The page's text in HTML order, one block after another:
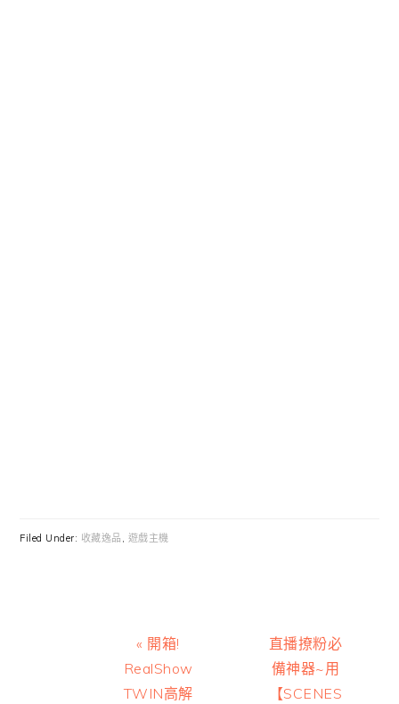
Filed Under: 收藏逸品 , 遊戲主機
Previous
Post:
« 開箱!
RealShow
TWIN高解
Next
Post:
直播撩粉必
備神器~用
【SCENES